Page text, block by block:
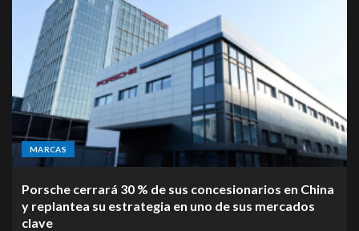
MARCAS
Porsche cerrará 30 % de sus concesionarios en China
y replantea su estrategia en uno de sus mercados
clave